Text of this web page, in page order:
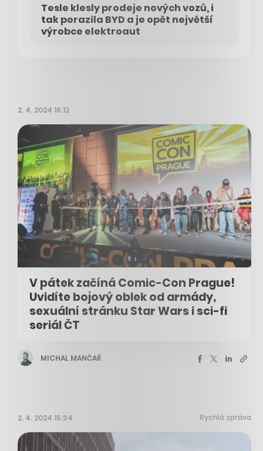
Tesle klesly prodeje nových vozů, i
tak porazila BYD a je opět největší
výrobce elektroaut
2. 4. 2024 16:12
V pátek začíná Comic-Con Prague!
Uvidíte bojový oblek od armády,
sexuální stránku Star Wars i sci-fi
seriál ČT
MICHAL MANČAŘ
2. 4. 2024 15:34 Rychlá zpráva